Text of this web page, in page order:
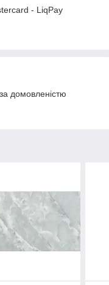
- LiqPay
домовленістю